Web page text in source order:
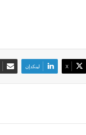
‫X لينكدإن